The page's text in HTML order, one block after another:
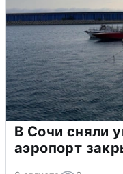
В Сочи сняли
аэропорт